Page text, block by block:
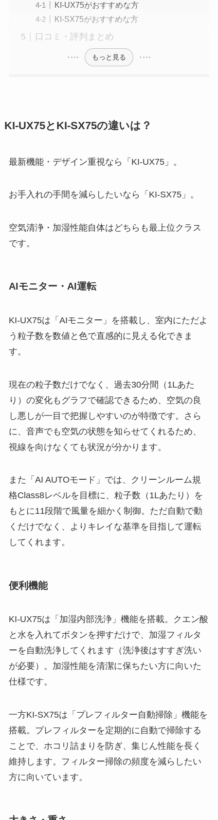
KI-UX75がおすすめな方
KI-SX75がおすすめな方
口コミ・評判まとめ
もっと見る
KI-UX75とKI-SX75の違いは？
最新機能・デザイン重視なら「KI-UX75」。
お手入れの手間を減らしたいなら「KI-SX75」。
空気清浄・加湿性能自体はどちらも最上位クラス
です。
AIモニター・AI運転
KI-UX75は「AIモニター」を搭載し、室内にただよ
う粒子数を数値と色で直感的に見える化できま
す。
現在の粒子数だけでなく、過去30分間（1Lあた
り）の変化もグラフで確認できるため、空気の良
し悪しが一目で把握しやすいのが特徴です。さら
に、音声でも空気の状態を知らせてくれるため、
視線を向けなくても状況が分かります。
また「AI AUTOモード」では、クリーンルーム規
格Class8レベルを目標に、粒子数（1Lあたり）を
もとに11段階で風量を細かく制御。ただ自動で動
くだけでなく、よりキレイな基準を目指して運転
してくれます。
便利機能
KI-UX75は「加湿内部洗浄」機能を搭載。クエン酸
と水を入れてボタンを押すだけで、加湿フィルタ
ーを自動洗浄してくれます（洗浄後はすすぎ洗い
が必要）。加湿性能を清潔に保ちたい方に向いた
仕様です。
一方KI-SX75は「プレフィルター自動掃除」機能を
搭載。プレフィルターを定期的に自動で掃除する
ことで、ホコリ詰まりを防ぎ、集じん性能を長く
維持します。フィルター掃除の頻度を減らしたい
方に向いています。